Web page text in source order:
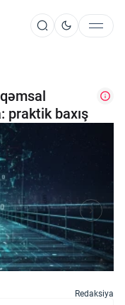
praktik baxış
Redaksiya